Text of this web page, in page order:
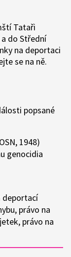
Tataři
do Střední
na deportaci
se na ně.
popsané
1948)
genocidia
deportací
právo na
právo na